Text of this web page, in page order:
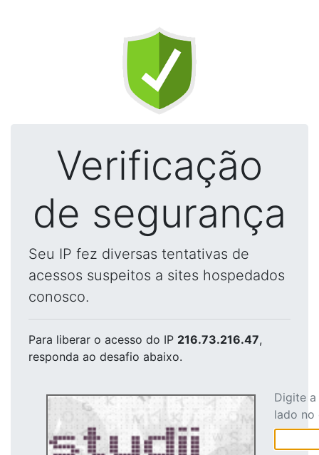
Verificação
de segurança
Seu IP fez diversas tentativas de
acessos suspeitos a sites hospedados
conosco.
Para liberar o acesso do IP 216.73.216.47,
responda ao desafio abaixo.
Digite
lado no